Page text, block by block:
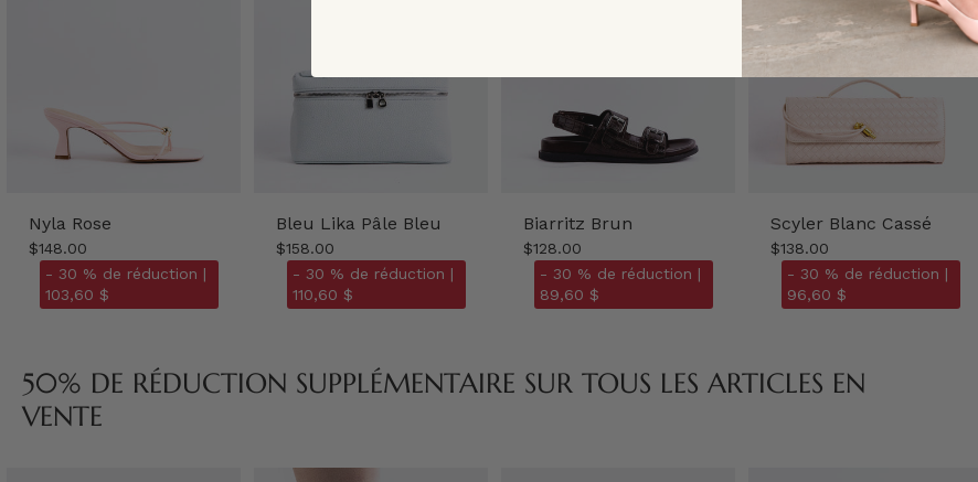
Nyla Rose
$148.00
- 30 % de réduction |
103,60 $
Bleu Lika Pâle Bleu
$158.00
- 30 % de réduction |
110,60 $
Biarritz Brun
$128.00
- 30 % de réduction |
89,60 $
Scyler Blanc Cassé
$138.00
- 30 % de réduction |
96,60 $
50% DE RÉDUCTION SUPPLÉMENTAIRE SUR TOUS LES ARTICLES EN
VENTE